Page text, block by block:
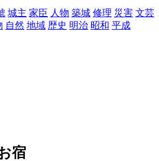
城主 家臣 人物 築城 修理 災害 文芸
自然 地域 歴史 明治 昭和 平成
宿